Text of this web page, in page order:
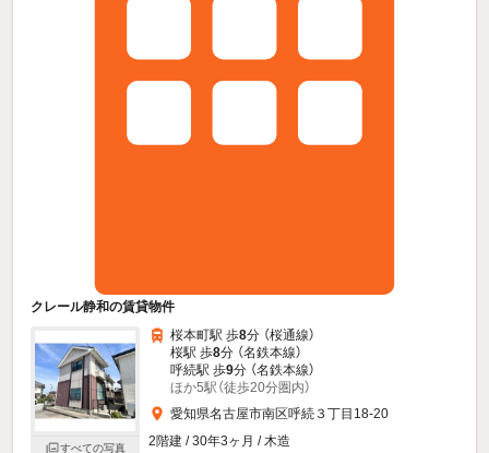
クレール静和の賃貸物件
すべての写真
桜本町駅 歩8分 （桜通線）
桜駅 歩8分 （名鉄本線）
呼続駅 歩9分 （名鉄本線）
ほか5駅（徒歩20分圏内）
愛知県名古屋市南区呼続３丁目18-20
2階建 / 30年3ヶ月 / 木造